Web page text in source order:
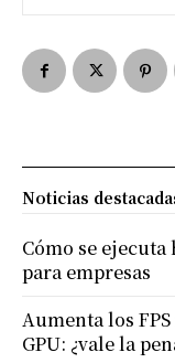
Noticias
Cómo se
para empresas
Aumenta los
GPU: ¿vale la